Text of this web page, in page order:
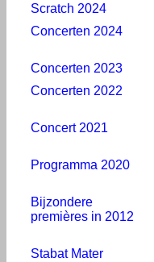
Scratch 2024
Concerten 2024
Concerten 2023
Concerten 2022
Concert 2021
Programma 2020
Bijzondere
premières in 2012
Stabat Mater